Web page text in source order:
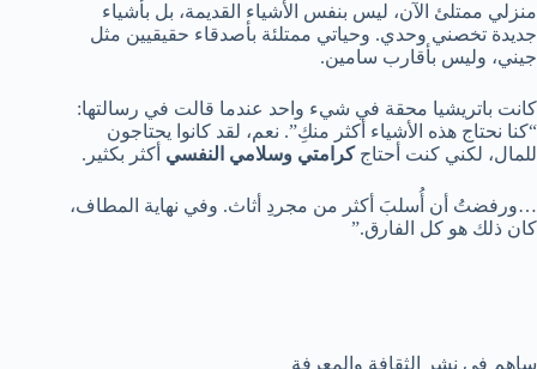
منزلي ممتلئ الآن، ليس بنفس الأشياء القديمة، بل بأشياء
جديدة تخصني وحدي. وحياتي ممتلئة بأصدقاء حقيقيين مثل
جيني، وليس بأقارب سامين.
كانت باتريشيا محقة في شيء واحد عندما قالت في رسالتها:
“كنا نحتاج هذه الأشياء أكثر منكِ”. نعم، لقد كانوا يحتاجون
للمال، لكني كنت أحتاجكرامتي وسلامي النفسي أكثر بكثير.
…ورفضتُ أن أُسلبَ أكثر من مجردِ أثاث. وفي نهاية المطاف،
كان ذلك هو كل الفارق.”
ساهم في نشر الثقافة والمعرفة